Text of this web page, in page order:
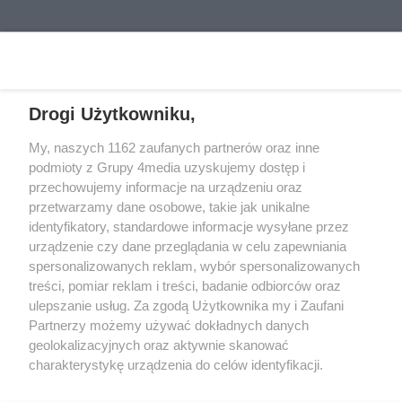
prezes Stali Gorzów, Jarosław
dziennikarz Przeglądu
Sportowego.
REKLAMA
Reklama Kontakt
Informacja o Nadawcy
Drogi Użytkowniku,
My, naszych 1162 zaufanych partnerów oraz inne
podmioty z Grupy 4media uzyskujemy dostęp i
przechowujemy informacje na urządzeniu oraz
przetwarzamy dane osobowe, takie jak unikalne
identyfikatory, standardowe informacje wysyłane przez
urządzenie czy dane przeglądania w celu zapewniania
spersonalizowanych reklam, wybór spersonalizowanych
treści, pomiar reklam i treści, badanie odbiorców oraz
ulepszanie usług. Za zgodą Użytkownika my i Zaufani
Partnerzy możemy używać dokładnych danych
geolokalizacyjnych oraz aktywnie skanować
charakterystykę urządzenia do celów identyfikacji.